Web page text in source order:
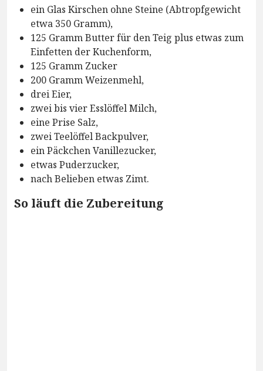
ein Glas Kirschen ohne Steine (Abtropfgewicht
etwa 350 Gramm),
125 Gramm Butter für den Teig plus etwas zum
Einfetten der Kuchenform,
125 Gramm Zucker
200 Gramm Weizenmehl,
drei Eier,
zwei bis vier Esslöffel Milch,
eine Prise Salz,
zwei Teelöffel Backpulver,
ein Päckchen Vanillezucker,
etwas Puderzucker,
nach Belieben etwas Zimt.
So läuft die Zubereitung